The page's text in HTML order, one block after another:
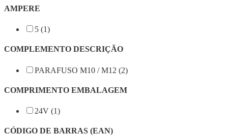
AMPERE
5 (1)
COMPLEMENTO DESCRIÇÃO
PARAFUSO M10 / M12 (2)
COMPRIMENTO EMBALAGEM
24V (1)
CÓDIGO DE BARRAS (EAN)